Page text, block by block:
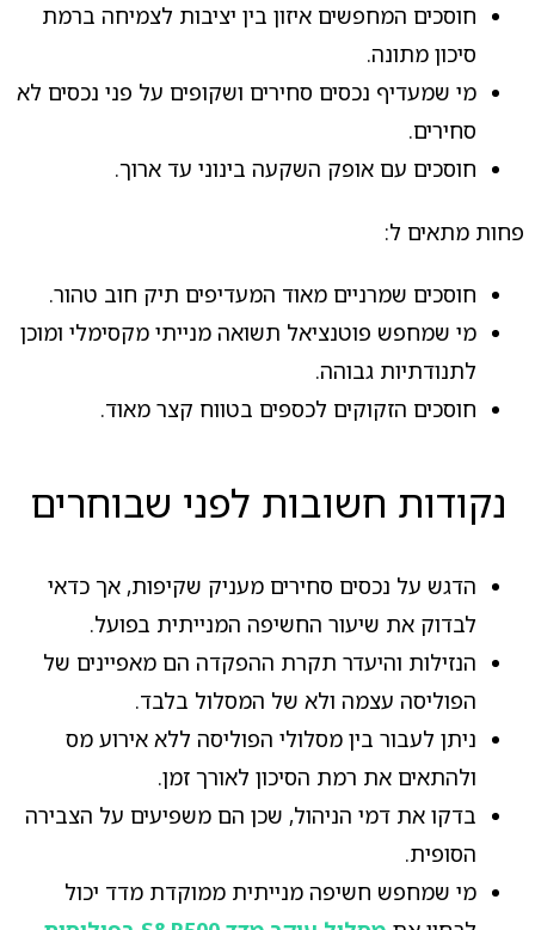
חוסכים המחפשים איזון בין יציבות לצמיחה ברמת
סיכון מתונה.
מי שמעדיף נכסים סחירים ושקופים על פני נכסים לא
סחירים.
חוסכים עם אופק השקעה בינוני עד ארוך.
פחות מתאים ל:
חוסכים שמרניים מאוד המעדיפים תיק חוב טהור.
מי שמחפש פוטנציאל תשואה מנייתי מקסימלי ומוכן
לתנודתיות גבוהה.
חוסכים הזקוקים לכספים בטווח קצר מאוד.
נקודות חשובות לפני שבוחרים
הדגש על נכסים סחירים מעניק שקיפות, אך כדאי
לבדוק את שיעור החשיפה המנייתית בפועל.
הנזילות והיעדר תקרת ההפקדה הם מאפיינים של
הפוליסה עצמה ולא של המסלול בלבד.
ניתן לעבור בין מסלולי הפוליסה ללא אירוע מס
ולהתאים את רמת הסיכון לאורך זמן.
בדקו את דמי הניהול, שכן הם משפיעים על הצבירה
הסופית.
מי שמחפש חשיפה מנייתית ממוקדת מדד יכול